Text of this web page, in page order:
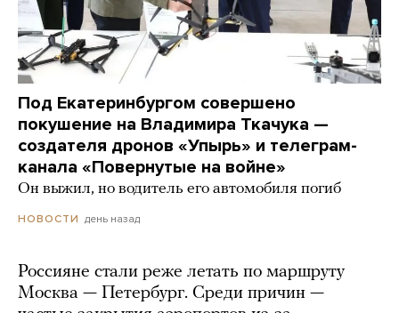
Под Екатеринбургом совершено
покушение на Владимира Ткачука —
создателя дронов «Упырь» и телеграм-
канала «Повернутые на войне»
Он выжил, но водитель его автомобиля погиб
НОВОСТИ день назад
Россияне стали реже летать по маршруту
Москва — Петербург. Среди причин —